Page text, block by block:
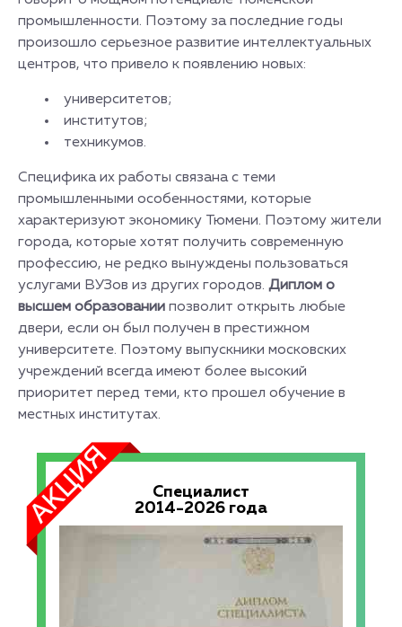
промышленности. Поэтому за последние годы
произошло серьезное развитие интеллектуальных
центров, что привело к появлению новых:
университетов;
институтов;
техникумов.
Специфика их работы связана с теми
промышленными особенностями, которые
характеризуют экономику Тюмени. Поэтому жители
города, которые хотят получить современную
профессию, не редко вынуждены пользоваться
услугами ВУЗов из других городов. Диплом о
высшем образовании позволит открыть любые
двери, если он был получен в престижном
университете. Поэтому выпускники московских
учреждений всегда имеют более высокий
приоритет перед теми, кто прошел обучение в
местных институтах.
Специалист
2014-2026 года